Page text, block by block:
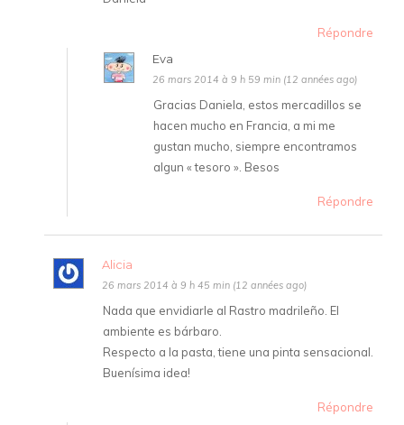
Répondre
Eva
26 mars 2014 à 9 h 59 min (12 années ago)
Gracias Daniela, estos mercadillos se
hacen mucho en Francia, a mi me
gustan mucho, siempre encontramos
algun « tesoro ». Besos
Répondre
Alicia
26 mars 2014 à 9 h 45 min (12 années ago)
Nada que envidiarle al Rastro madrileño. El
ambiente es bárbaro.
Respecto a la pasta, tiene una pinta sensacional.
Buenísima idea!
Répondre